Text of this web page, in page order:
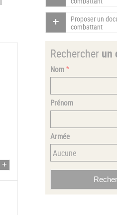
Proposer un
combattant
Rechercher un
Nom
Prénom
Armée